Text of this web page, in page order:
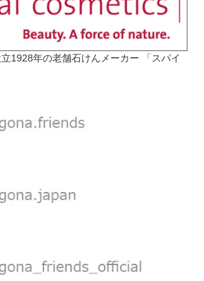
1928年の老舗石けんメーカー 「スパイ